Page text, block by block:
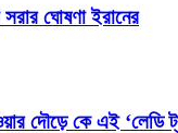
ঘোষণা ইরানের
দৌড়ে কে এই ‘লেডি